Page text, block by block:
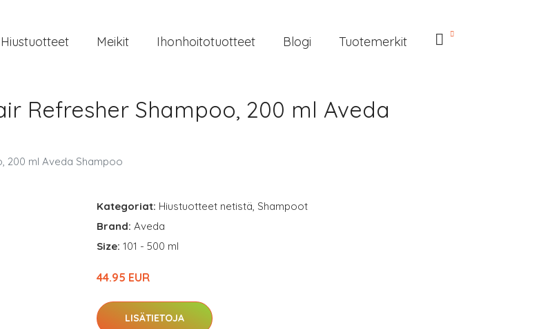
Hiustuotteet Meikit Ihonhoitotuotteet Blogi Tuotemerkit
Refresher Shampoo, 200 ml Aveda
200 ml Aveda Shampoo
Kategoriat: Hiustuotteet netistä, Shampoot
Brand: Aveda
Size: 101 - 500 ml
44.95 EUR
LISÄTIETOJA